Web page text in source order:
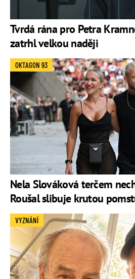
Tvrdá rána pro Petra
zatrhl velkou naději
Nela Slováková terčem
Roušal slibuje krutou
OKTAGON 93
VYZNÁNÍ